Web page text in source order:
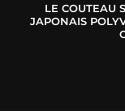
LE COUTEAU
JAPONAIS